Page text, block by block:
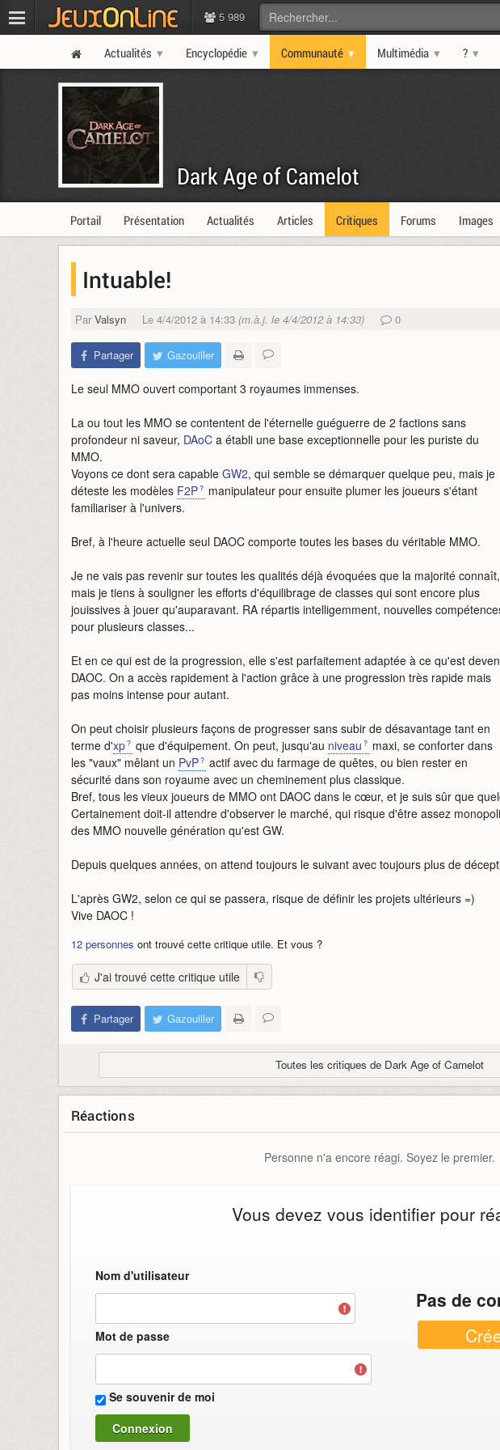
5 989
Actualités Encyclopédie Communauté Multimédia ?
Dark Age of Camelot
Portail Présentation Actualités Articles Critiques Forums Images
Intuable!
Par Valsyn Le 4/4/2012 à 14:33 (m.à.j. le 4/4/2012 à 14:33) 0
Partager Gazouiller
Le seul MMO ouvert comportant 3 royaumes immenses.
La ou tout les MMO se contentent de l'éternelle guéguerre de 2 factions sans
profondeur ni saveur, DAoC a établi une base exceptionnelle pour les puriste du
MMO.
Voyons ce dont sera capable GW2, qui semble se démarquer quelque peu, mais je
déteste les modèles F2P
manipulateur pour ensuite plumer les joueurs s'étant
familiariser à l'univers.
Bref, à l'heure actuelle seul DAOC comporte toutes les bases du véritable MMO.
Je ne vais pas revenir sur toutes les qualités déjà évoquées que la majorité connaît,
mais je tiens à souligner les efforts d'équilibrage de classes qui sont encore plus
jouissives à jouer qu'auparavant. RA répartis intelligemment, nouvelles
pour plusieurs classes...
Et en ce qui est de la progression, elle s'est parfaitement adaptée à ce qu'est
DAOC. On a accès rapidement à l'action grâce à une progression très rapide mais
pas moins intense pour autant.
On peut choisir plusieurs façons de progresser sans subir de désavantage tant en
terme d'xp que d'équipement. On peut, jusqu'au niveau
maxi, se conforter dans
les "vaux" mêlant un PvP
actif avec du farmage de quêtes, ou bien rester en
sécurité dans son royaume avec un cheminement plus classique.
Bref, tous les vieux joueurs de MMO ont DAOC dans le cœur, et je suis sûr que
Certainement doit-il attendre d'observer le marché, qui risque d'être assez
des MMO nouvelle génération qu'est GW.
Depuis quelques années, on attend toujours le suivant avec toujours plus de
L'après GW2, selon ce qui se passera, risque de définir les projets ultérieurs =)
Vive DAOC !
12 personnes ont trouvé cette critique utile. Et vous ?
J'ai trouvé cette critique utile
Partager Gazouiller
Toutes les critiques de Dark Age of Camelot
Réactions
Personne n'a encore réagi. Soyez le premier.
Vous devez vous identifier pour
Nom d'utilisateur
Mot de passe
Se souvenir de moi
Pas de